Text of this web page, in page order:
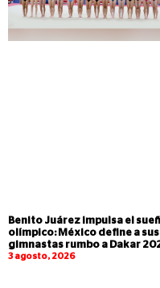
Benito Juárez impulsa el
olímpico: México define a sus
gimnastas rumbo a Dakar
3 agosto, 2026